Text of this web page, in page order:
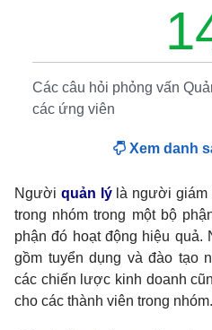
Các câu hỏi phỏng vấn
các ứng viên
Xem danh
Người quản lýlà người giám
trong nhóm trong một bộ
phận đó hoạt động hiệu quả.
gồm tuyển dụng và đào tạo
các chiến lược kinh doanh
cho các thành viên trong nhóm.